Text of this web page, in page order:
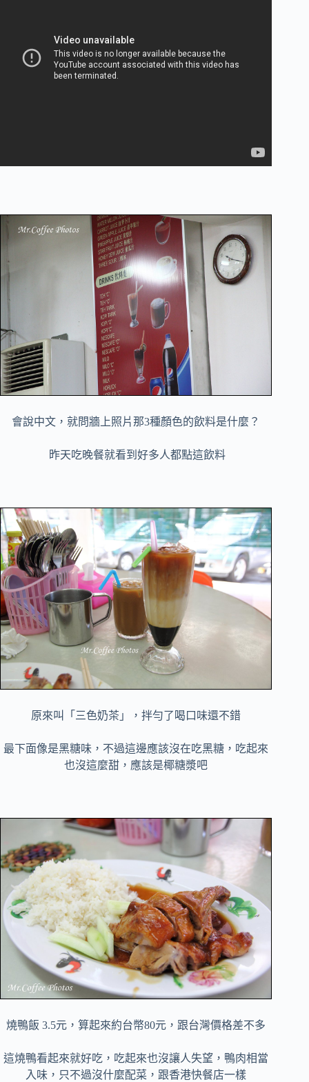
會說中文，就問牆上照片那3種顏色的飲料是什麼？
昨天吃晚餐就看到好多人都點這飲料
原來叫「三色奶茶」，拌勻了喝口味還不錯
最下面像是黑糖味，不過這邊應該沒在吃黑糖，吃起來
也沒這麼甜，應該是椰糖漿吧
燒鴨飯 3.5元，算起來約台幣80元，跟台灣價格差不多
這燒鴨看起來就好吃，吃起來也沒讓人失望，鴨肉相當
入味，只不過沒什麼配菜，跟香港快餐店一樣